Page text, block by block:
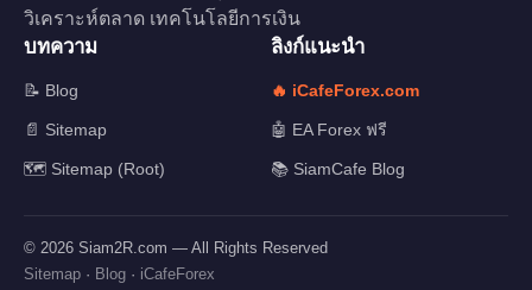
วิเคราะห์ตลาด เทคโนโลยีการเงิน
บทความ
📝 Blog
📄 Sitemap
🗺️ Sitemap (Root)
ลิงก์แนะนำ
🔥 iCafeForex.com
🤖 EA Forex ฟรี
📚 SiamCafe Blog
© 2026 Siam2R.com — All Rights Reserved
Sitemap · Blog · iCafeForex